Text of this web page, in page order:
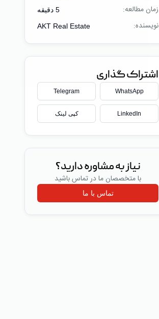
زمان مطالعه: 5 دقیقه
نویسنده: AKT Real Estate
اشتراک گذاری
WhatsApp
Telegram
LinkedIn کپی لینک
نیاز به مشاوره دارید؟
با متخصصان ما در تماس باشید
تماس با ما